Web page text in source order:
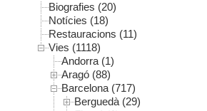
Biografies (20)
Notícies (18)
Restauracions (11)
Vies (1118)
Andorra (1)
Aragó (88)
Barcelona (717)
Berguedà (29)